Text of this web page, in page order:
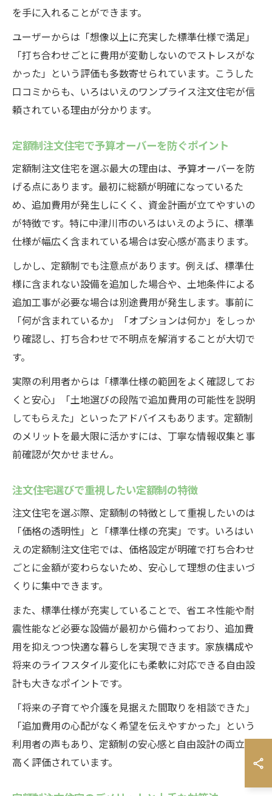
を手に入れることができます。
ユーザーからは「想像以上に充実した標準仕様で満足」
「打ち合わせごとに費用が変動しないのでストレスがな
かった」という評価も多数寄せられています。こうした
口コミからも、いろはいえのワンプライス注文住宅が信
頼されている理由が分かります。
定額制注文住宅で予算オーバーを防ぐポイント
定額制注文住宅を選ぶ最大の理由は、予算オーバーを防
げる点にあります。最初に総額が明確になっているた
め、追加費用が発生しにくく、資金計画が立てやすいの
が特徴です。特に中津川市のいろはいえのように、標準
仕様が幅広く含まれている場合は安心感が高まります。
しかし、定額制でも注意点があります。例えば、標準仕
様に含まれない設備を追加した場合や、土地条件による
追加工事が必要な場合は別途費用が発生します。事前に
「何が含まれているか」「オプションは何か」をしっか
り確認し、打ち合わせで不明点を解消することが大切で
す。
実際の利用者からは「標準仕様の範囲をよく確認してお
くと安心」「土地選びの段階で追加費用の可能性を説明
してもらえた」といったアドバイスもあります。定額制
のメリットを最大限に活かすには、丁寧な情報収集と事
前確認が欠かせません。
注文住宅選びで重視したい定額制の特徴
注文住宅を選ぶ際、定額制の特徴として重視したいのは
「価格の透明性」と「標準仕様の充実」です。いろはい
えの定額制注文住宅では、価格設定が明確で打ち合わせ
ごとに金額が変わらないため、安心して理想の住まいづ
くりに集中できます。
また、標準仕様が充実していることで、省エネ性能や耐
震性能など必要な設備が最初から備わっており、追加費
用を抑えつつ快適な暮らしを実現できます。家族構成や
将来のライフスタイル変化にも柔軟に対応できる自由設
計も大きなポイントです。
「将来の子育てや介護を見据えた間取りを相談できた」
「追加費用の心配がなく希望を伝えやすかった」という
利用者の声もあり、定額制の安心感と自由設計の両立が
高く評価されています。